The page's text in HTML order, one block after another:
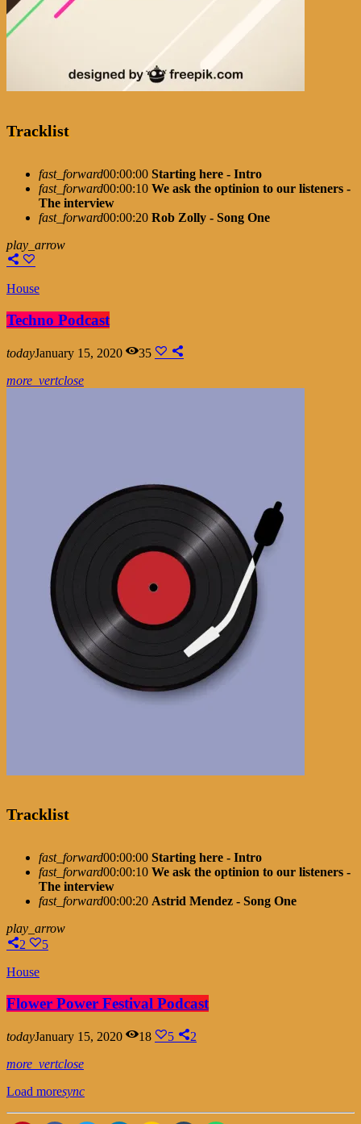
Tracklist
fast_forward00:00:00 Starting here - Intro
fast_forward00:00:10 We ask the optinion to our listeners -
The interview
fast_forward00:00:20 Rob Zolly - Song One
play_arrow
House
Techno Podcast
todayJanuary 15, 2020
35
more_vertclose
Tracklist
fast_forward00:00:00 Starting here - Intro
fast_forward00:00:10 We ask the optinion to our listeners -
The interview
fast_forward00:00:20 Astrid Mendez - Song One
play_arrow
2
5
House
Flower Power Festival Podcast
todayJanuary 15, 2020 18 5
2
more_vertclose
Load moresync